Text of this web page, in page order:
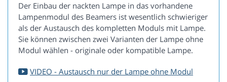
Der Einbau der nackten Lampe in das vorhandene
Lampenmodul des Beamers ist wesentlich schwieriger
als der Austausch des kompletten Moduls mit Lampe.
Sie können zwischen zwei Varianten der Lampe ohne
Modul wählen - originale oder kompatible Lampe.
VIDEO - Austausch nur der Lampe ohne Modul